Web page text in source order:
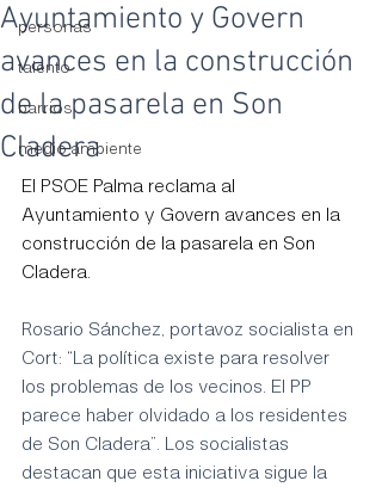
personas
talento
barrios
medio ambiente
Ayuntamiento y Govern
avances en la construcción
de la pasarela en Son
Cladera
El PSOE Palma reclama al
Ayuntamiento y Govern avances en la
construcción de la pasarela en Son
Cladera.
Rosario Sánchez, portavoz socialista en
Cort: “La política existe para resolver
los problemas de los vecinos. El PP
parece haber olvidado a los residentes
de Son Cladera”. Los socialistas
destacan que esta iniciativa sigue la